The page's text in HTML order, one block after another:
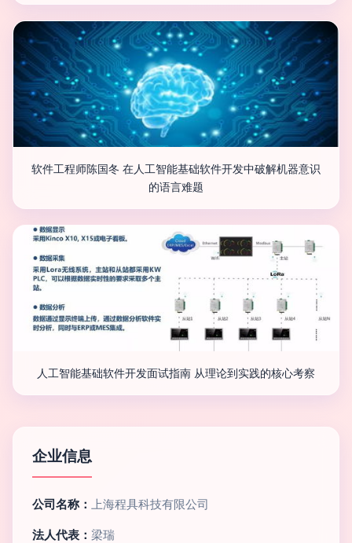
软件工程师陈国冬 在人工智能基础软件开发中破解机器意识
的语言难题
人工智能基础软件开发面试指南 从理论到实践的核心考察
企业信息
公司名称： 上海程具科技有限公司
法人代表： 梁瑞